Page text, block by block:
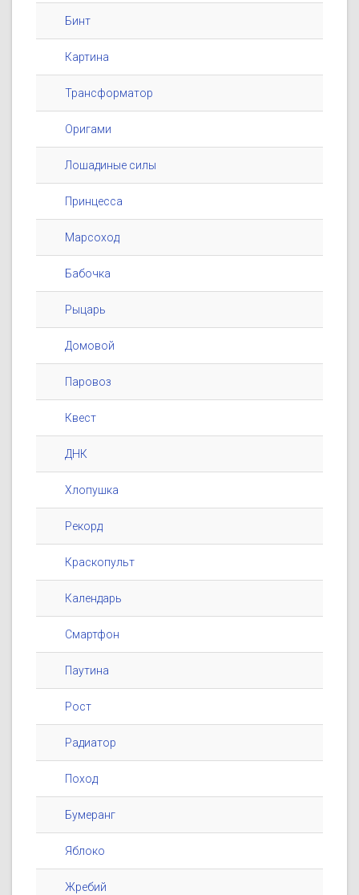
Бинт
Картина
Трансформатор
Оригами
Лошадиные силы
Принцесса
Марсоход
Бабочка
Рыцарь
Домовой
Паровоз
Квест
ДНК
Хлопушка
Рекорд
Краскопульт
Календарь
Смартфон
Паутина
Рост
Радиатор
Поход
Бумеранг
Яблоко
Жребий